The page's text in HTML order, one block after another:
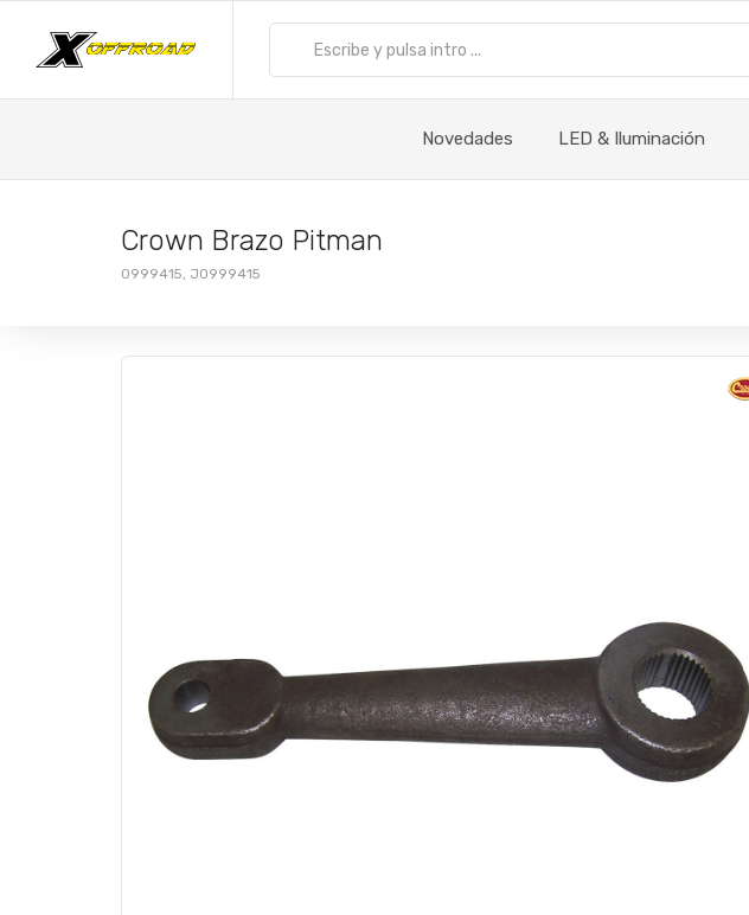
Novedades LED & Iluminación
Crown Brazo Pitman
0999415, J0999415